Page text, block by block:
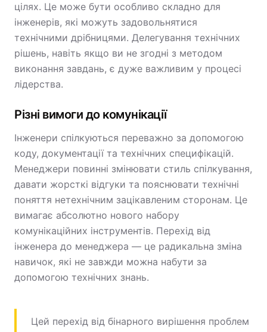
цілях. Це може бути особливо складно для
інженерів, які можуть задовольнятися
технічними дрібницями. Делегування технічних
рішень, навіть якщо ви не згодні з методом
виконання завдань, є дуже важливим у процесі
лідерства.
Різні вимоги до комунікації
Інженери спілкуються переважно за допомогою
коду, документації та технічних специфікацій.
Менеджери повинні змінювати стиль спілкування,
давати жорсткі відгуки та пояснювати технічні
поняття нетехнічним зацікавленим сторонам. Це
вимагає абсолютно нового набору
комунікаційних інструментів. Перехід від
інженера до менеджера — це радикальна зміна
навичок, які не завжди можна набути за
допомогою технічних знань.
Цей перехід від бінарного вирішення проблем